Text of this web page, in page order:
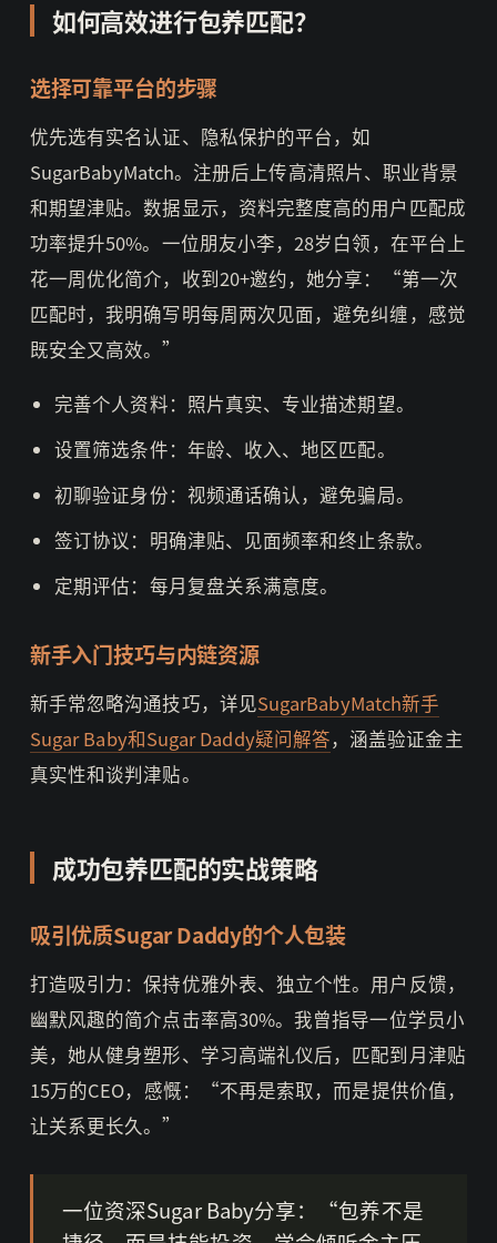
如何高效进行包养匹配？
选择可靠平台的步骤
优先选有实名认证、隐私保护的平台，如
SugarBabyMatch。注册后上传高清照片、职业背景
和期望津贴。数据显示，资料完整度高的用户匹配成
功率提升50%。一位朋友小李，28岁白领，在平台上
花一周优化简介，收到20+邀约，她分享：“第一次
匹配时，我明确写明每周两次见面，避免纠缠，感觉
既安全又高效。”
完善个人资料：照片真实、专业描述期望。
设置筛选条件：年龄、收入、地区匹配。
初聊验证身份：视频通话确认，避免骗局。
签订协议：明确津贴、见面频率和终止条款。
定期评估：每月复盘关系满意度。
新手入门技巧与内链资源
新手常忽略沟通技巧，详见SugarBabyMatch新手
Sugar Baby和Sugar Daddy疑问解答，涵盖验证金主
真实性和谈判津贴。
成功包养匹配的实战策略
吸引优质Sugar Daddy的个人包装
打造吸引力：保持优雅外表、独立个性。用户反馈，
幽默风趣的简介点击率高30%。我曾指导一位学员小
美，她从健身塑形、学习高端礼仪后，匹配到月津贴
15万的CEO，感慨：“不再是索取，而是提供价值，
让关系更长久。”
一位资深Sugar Baby分享：“包养不是